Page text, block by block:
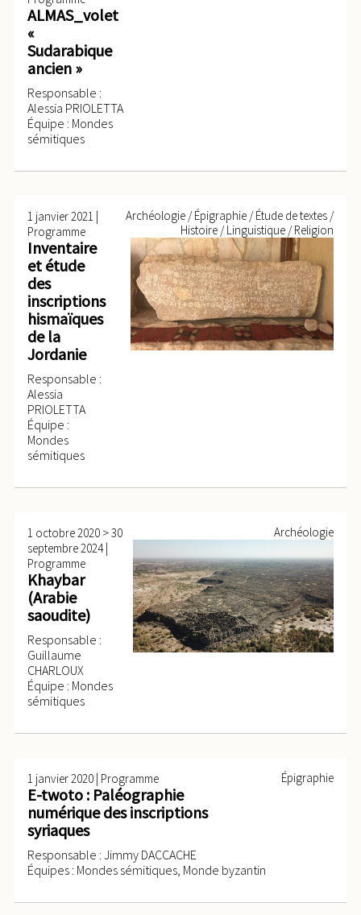
ALMAS_volet
«
Sudarabique
ancien »
Responsable :
Alessia PRIOLETTA
Équipe : Mondes
sémitiques
1 janvier 2021 |
Programme
Inventaire
et étude
des
inscriptions
hismaïques
de la
Jordanie
Responsable :
Alessia
PRIOLETTA
Équipe :
Mondes
sémitiques
Archéologie / Épigraphie / Étude de textes /
Histoire / Linguistique / Religion
1 octobre 2020 >30
septembre 2024|
Programme
Khaybar
(Arabie
saoudite)
Responsable :
Guillaume
CHARLOUX
Équipe : Mondes
sémitiques
Archéologie
1 janvier 2020 | Programme
E-twoto : Paléographie
numérique des inscriptions
syriaques
Responsable : Jimmy DACCACHE
Équipes : Mondes sémitiques, Monde byzantin
Épigraphie